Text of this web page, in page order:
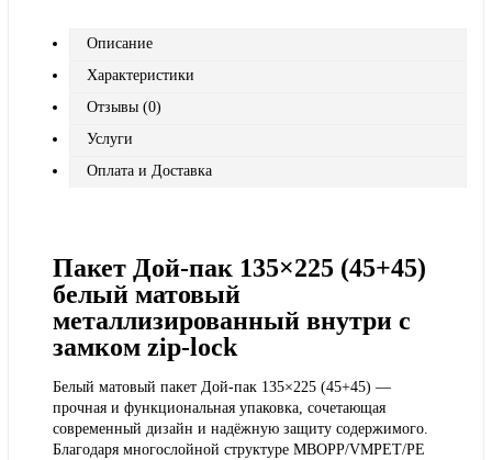
Описание
Характеристики
Отзывы (0)
Услуги
Оплата и Доставка
Пакет Дой-пак 135×225 (45+45)
белый матовый
металлизированный внутри с
замком zip-lock
Белый матовый пакет Дой-пак 135×225 (45+45) —
прочная и функциональная упаковка, сочетающая
современный дизайн и надёжную защиту содержимого.
Благодаря многослойной структуре MBOPP/VMPET/PE